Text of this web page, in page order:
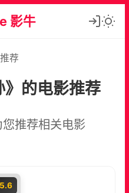
影牛
荐
的电影推荐
推荐相关电影
5.6